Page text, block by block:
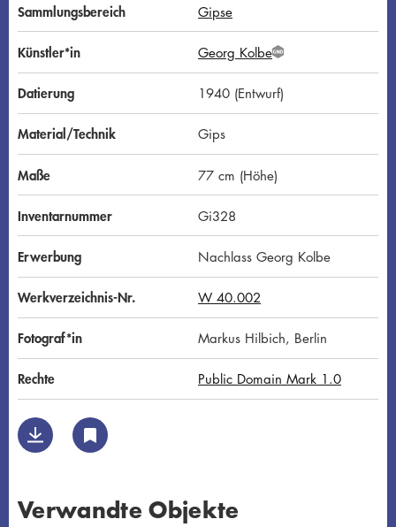
Sammlungsbereich Gipse
Künstler*in Georg KolbeG
N
D
Datierung 1940 (Entwurf)
Material/Technik Gips
Maße 77 cm (Höhe)
Inventarnummer Gi328
Erwerbung Nachlass Georg Kolbe
Werkverzeichnis-Nr. W 40.002
Fotograf*in Markus Hilbich, Berlin
Rechte Public Domain Mark 1.0
Verwandte Objekte